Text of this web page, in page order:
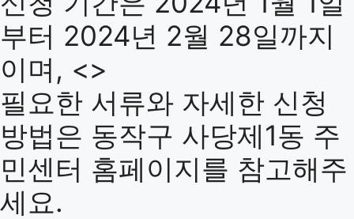
부터 2024년 2월 28일까지
이며, <>
필요한 서류와 자세한 신청
방법은 동작구 사당제1동 주
민센터 홈페이지를 참고해주
세요.